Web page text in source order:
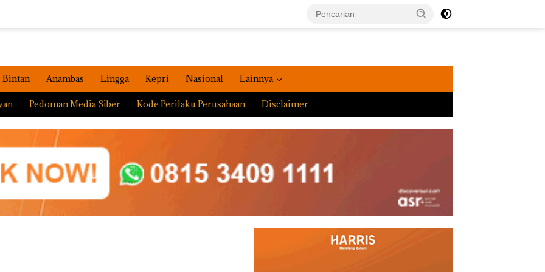
Bintan Anambas Lingga Kepri Nasional Lainnya
Pedoman Media Siber Kode Perilaku Perusahaan Disclaimer